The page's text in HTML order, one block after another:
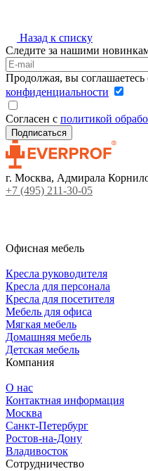
Назад к списку
Следите за нашими
Продолжая, вы соглашаетесь
конфиденциальности
Согласен с политикой
г. Москва, Адмирала
+7 (495) 211-30-05
Офисная мебель
Кресла руководителя
Кресла для персонала
Кресла для посетителя
Мебель для офиса
Мягкая мебель
Домашняя мебель
Детская мебель
Компания
О нас
Контактная информация
Москва
Санкт-Петербург
Ростов-на-Дону
Владивосток
Сотрудничество